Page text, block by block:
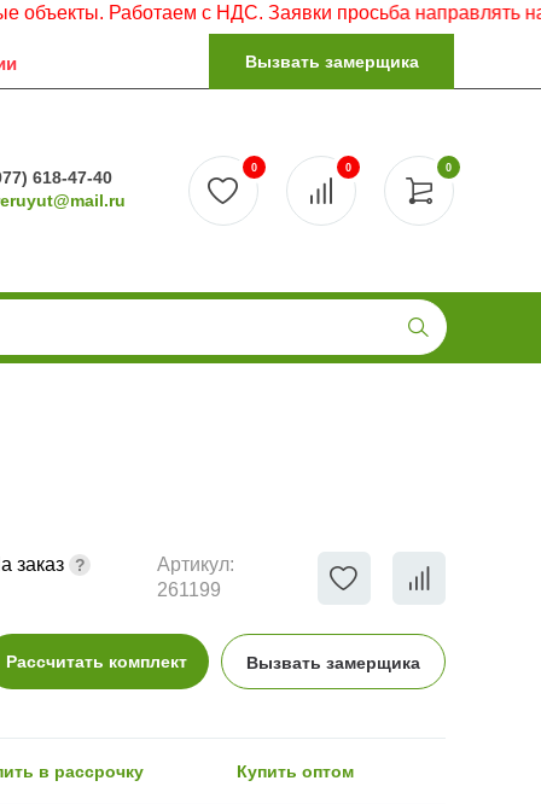
Работаем с НДС. Заявки просьба направлять на
Вызвать замерщика
618-47-40
0
0 0
заказ
Артикул:
261199
Рассчитать комплект Вызвать замерщика
в рассрочку Купить оптом